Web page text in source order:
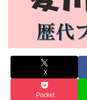
X
Pocket